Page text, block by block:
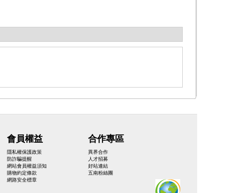
會員權益
隱私權保護政策
防詐騙提醒
網站會員權益須知
購物約定條款
網路安全標章
合作專區
異界合作
人才招募
好站連結
五南粉絲團